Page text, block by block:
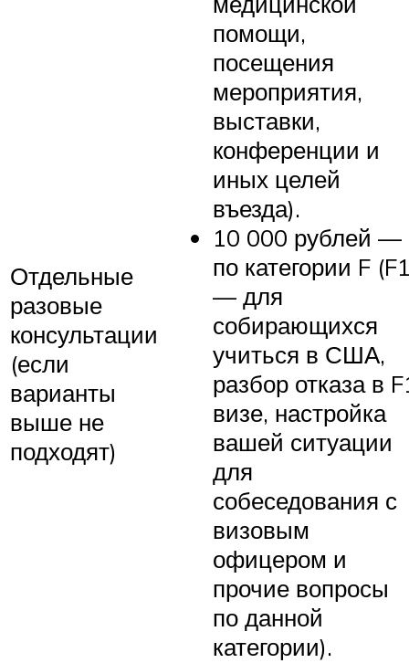
Отдельные
разовые
консультации
(если
варианты
выше не
подходят)
помощи,
посещения
мероприятия,
выставки,
конференции и
иных целей
въезда).
10 000 рублей —
по категории F
— для
собирающихся
учиться в США,
разбор отказа в
визе, настройка
вашей ситуации
для
собеседования с
визовым
офицером и
прочие вопросы
по данной
категории).